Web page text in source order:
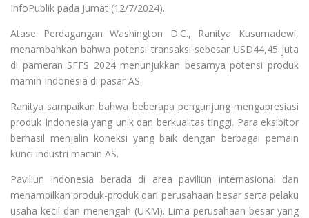
InfoPublik pada Jumat (12/7/2024).
Atase Perdagangan Washington D.C., Ranitya Kusumadewi,
menambahkan bahwa potensi transaksi sebesar USD44,45 juta
di pameran SFFS 2024 menunjukkan besarnya potensi produk
mamin Indonesia di pasar AS.
Ranitya sampaikan bahwa beberapa pengunjung mengapresiasi
produk Indonesia yang unik dan berkualitas tinggi. Para eksibitor
berhasil menjalin koneksi yang baik dengan berbagai pemain
kunci industri mamin AS.
Paviliun Indonesia berada di area paviliun internasional dan
menampilkan produk-produk dari perusahaan besar serta pelaku
usaha kecil dan menengah (UKM). Lima perusahaan besar yang